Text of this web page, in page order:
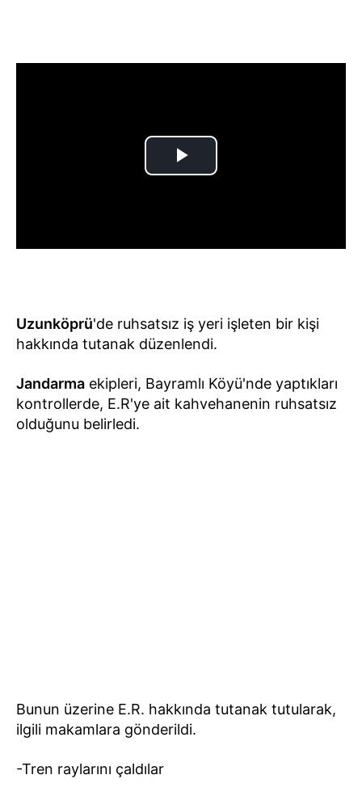
Uzunköprü'de ruhsatsız iş yeri işleten bir kişi
hakkında tutanak düzenlendi.
Jandarma ekipleri, Bayramlı Köyü'nde yaptıkları
kontrollerde, E.R'ye ait kahvehanenin ruhsatsız
olduğunu belirledi.
Bunun üzerine E.R. hakkında tutanak tutularak,
ilgili makamlara gönderildi.
-Tren raylarını çaldılar